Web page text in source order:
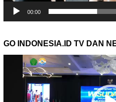
00:00
GO INDONESIA.ID TV DAN
Pemutar